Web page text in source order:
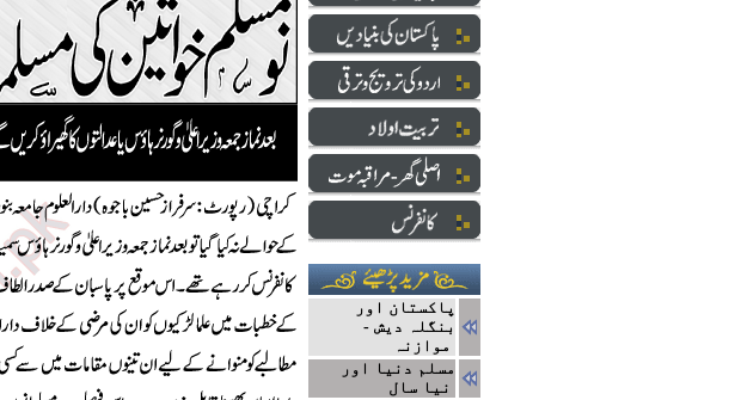
پاکستان اور
بنگلہ دیش -
موازنہ
مسلم دنیا اور
نیا سال